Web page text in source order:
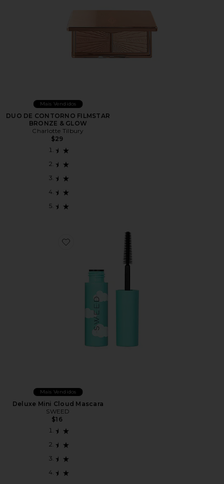
Mais Vendidos
DUO DE CONTORNO FILMSTAR
BRONZE & GLOW
Charlotte Tilbury
$29
Favorite Deluxe Mini Cloud Mascara
Mais Vendidos
Deluxe Mini Cloud Mascara
SWEED
$16